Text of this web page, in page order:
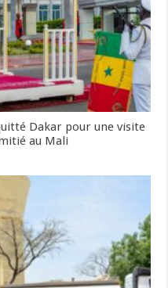
Dakar pour une visite
au Mali